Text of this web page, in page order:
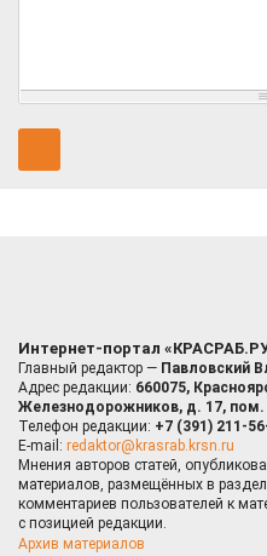
Интернет-портал
Главный редактор — Павловский
Адрес редакции: 660075,
Железнодорожников, д. 17, пом.
Телефон редакции: +7 (391) 211-
E-mail: redaktor@krasrab.krsn.ru
Мнения авторов статей,
материалов, размещённых в
комментариев пользователей к
с позицией редакции.
Архив материалов